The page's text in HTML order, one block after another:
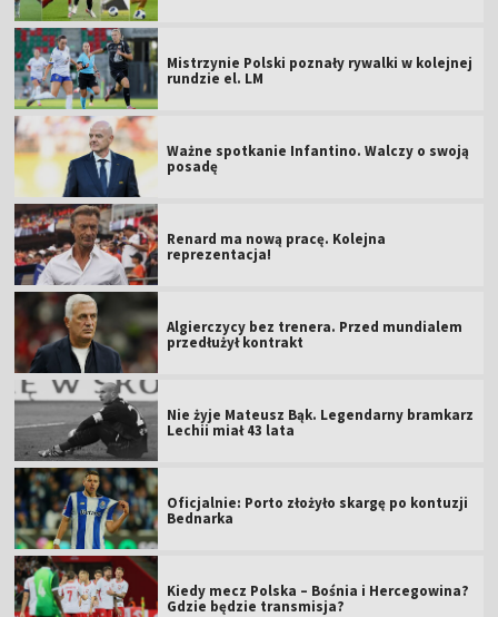
Mistrzynie Polski poznały rywalki w kolejnej
rundzie el. LM
Ważne spotkanie Infantino. Walczy o swoją
posadę
Renard ma nową pracę. Kolejna
reprezentacja!
Algierczycy bez trenera. Przed mundialem
przedłużył kontrakt
Nie żyje Mateusz Bąk. Legendarny bramkarz
Lechii miał 43 lata
Oficjalnie: Porto złożyło skargę po kontuzji
Bednarka
Kiedy mecz Polska – Bośnia i Hercegowina?
Gdzie będzie transmisja?